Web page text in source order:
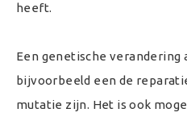
heeft.
Een genetische verandering
bijvoorbeeld een de
mutatie zijn. Het is ook